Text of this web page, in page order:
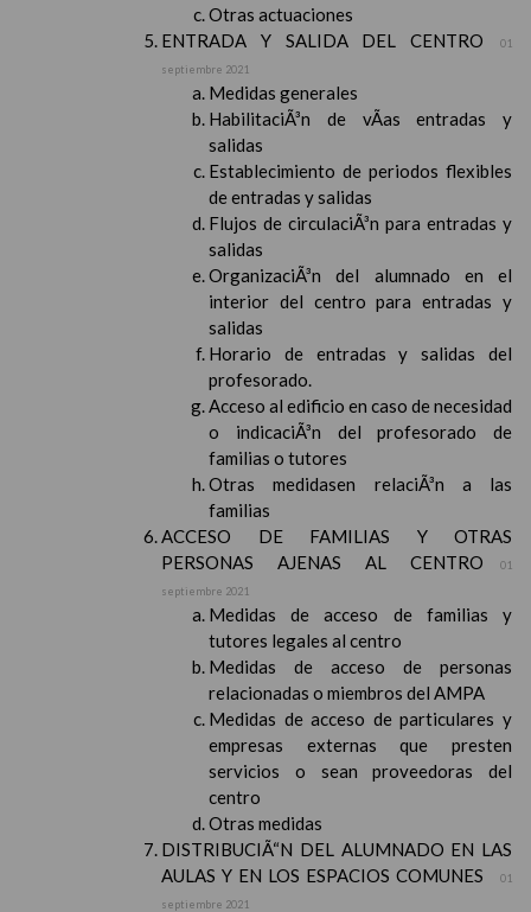
Otras actuaciones
ENTRADA Y SALIDA DEL CENTRO
01
septiembre 2021
Medidas generales
HabilitaciÃ³n de vÃ­as entradas y
salidas
Establecimiento de periodos flexibles
de entradas y salidas
Flujos de circulaciÃ³n para entradas y
salidas
OrganizaciÃ³n del alumnado en el
interior del centro para entradas y
salidas
Horario de entradas y salidas del
profesorado.
Acceso al edificio en caso de necesidad
o indicaciÃ³n del profesorado de
familias o tutores
Otras medidasen relaciÃ³n a las
familias
ACCESO DE FAMILIAS Y OTRAS
PERSONAS AJENAS AL CENTRO
01
septiembre 2021
Medidas de acceso de familias y
tutores legales al centro
Medidas de acceso de personas
relacionadas o miembros del AMPA
Medidas de acceso de particulares y
empresas externas que presten
servicios o sean proveedoras del
centro
Otras medidas
DISTRIBUCIÃ“N DEL ALUMNADO EN LAS
AULAS Y EN LOS ESPACIOS COMUNES
01
septiembre 2021